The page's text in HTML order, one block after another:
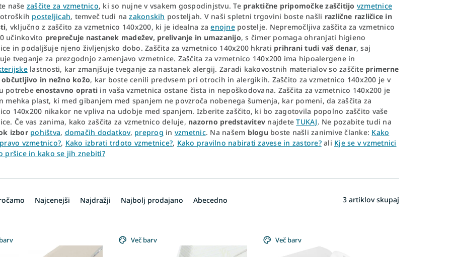
naše zaščite za vzmetnico, ki so nujne v vsakem gospodinjstvu. Te praktične pripomočke zaščitijo vzmetnice
posteljicah, temveč tudi nazakonskih posteljah. V naši spletni trgovini boste našli različne različice in
, vključno z zaščito za vzmetnico 140x200, ki je idealna zaenojnepostelje. Nepremočljiva zaščita za vzmetnico
učinkovito preprečuje nastanek madežev, prelivanje in umazanijo, s čimer pomaga ohranjati higieno
in podaljšuje njeno življenjsko dobo. Zaščita za vzmetnico 140x200 hkrati prihrani tudi vaš denar, saj
tveganje za prezgodnjo zamenjavo vzmetnice. Zaščita za vzmetnico 140x200 ima hipoalergene in
lastnosti, kar zmanjšuje tveganje za nastanek alergij. Zaradi kakovostnih materialov so zaščite primerne
in nežno kožo, kar boste cenili predvsem pri otrocih in alergikih. Zaščito za vzmetnico 140x200 je v
potrebe enostavno oprati in vaša vzmetnica ostane čista in nepoškodovana. Zaščita za vzmetnico 140x200 je
mehka plast, ki med gibanjem med spanjem ne povzroča nobenega šumenja, kar pomeni, da zaščita za
140x200 nikakor ne vpliva na udobje med spanjem. Izberite zaščito, ki bo zagotovila popolno zaščito vaše
Če vas zanima, kako zaščita za vzmetnico deluje, nazorno predstavitev najdeteTUKAJ. Ne pozabite tudi na
izbor pohištva, domačih dodatkov, preprog in vzmetnic. Na našem blogu boste našli zanimive članke: Kako
vzmetnico?, Kako izbrati trdoto vzmetnice?, Kako pravilno nabirati zavese in zastore?ali Kje se v vzmetnici
pršice in kako se jih znebiti?
Najcenejši Najdražji Najbolj prodajano Abecedno 3 artiklov skupaj
Več barv Več barv